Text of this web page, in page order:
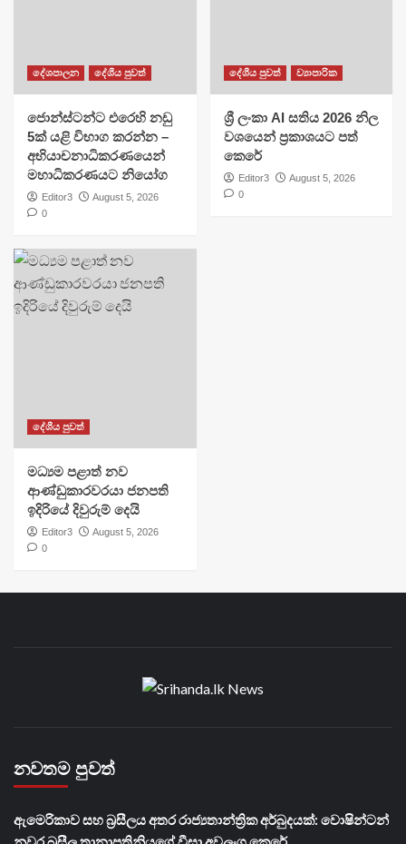
දේශපාලන දේශීය පුවත්
ජොන්ස්ටන්ට එරෙහි නඩු
5ක් යළි විභාග කරන්න –
අභියාචනාධිකරණයෙන්
මහාධිකරණයට නියෝග
Editor3
August 5, 2026
0
දේශීය පුවත් ව්‍යාපාරික
ශ්‍රී ලංකා AI සතිය 2026 නිල
වශයෙන් ප්‍රකාශයට පත්
කෙරේ
Editor3
August 5, 2026
0
දේශීය පුවත්
මධ්‍යම පළාත් නව
ආණ්ඩුකාරවරයා ජනපති
ඉදිරියේ දිවුරුම් දෙයි
Editor3
August 5, 2026
0
නවතම පුවත්
ඇමෙරිකාව සහ බ්‍රසීලය අතර රාජ්‍යතාන්ත්‍රික අර්බුදයක්: වොෂින්ටන්